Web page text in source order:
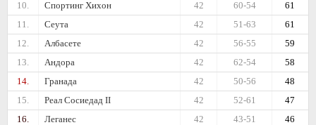
10. Спортинг Хихон 61
60-54
42
11.
Сеута 61
51-63
42
12.
Албасете 59
56-55
42
13.
Андора 58
62-54
42
14.
Гранада 48
50-56
42
15.
Реал Сосиедад II 47
52-61
42
16.
Леганес 46
43-51
42